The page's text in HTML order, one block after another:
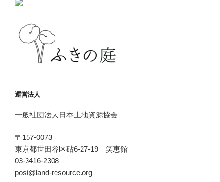
運営法人
一般社団法人日本土地資源協会
〒157-0073
東京都世田谷区砧6-27-19 笑恵館
03-3416-2308
post@land-resource.org